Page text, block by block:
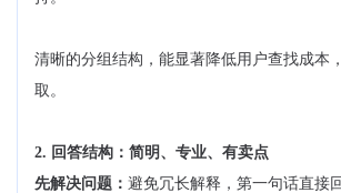
清晰的分组结构，能显著降低用户查找成本
取。
2. 回答结构：简明、专业、有卖点
先解决问题： 避免冗长解释，第一句话直接